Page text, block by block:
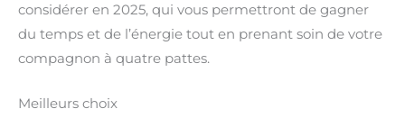
considérer en 2025, qui vous permettront de gagner
du temps et de l’énergie tout en prenant soin de votre
compagnon à quatre pattes.
Meilleurs choix